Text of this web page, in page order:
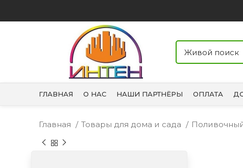
ГЛАВНАЯ О НАС НАШИ ПАРТНЁРЫ ОПЛАТА
Главная Товары для дома и сада